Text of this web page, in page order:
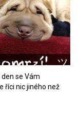
den se Vám
říci nic jiného než